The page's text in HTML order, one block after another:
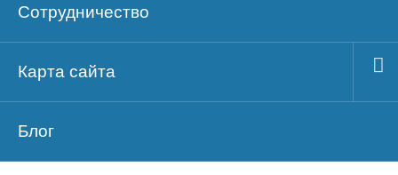
Сотрудничество
Карта сайта
Блог